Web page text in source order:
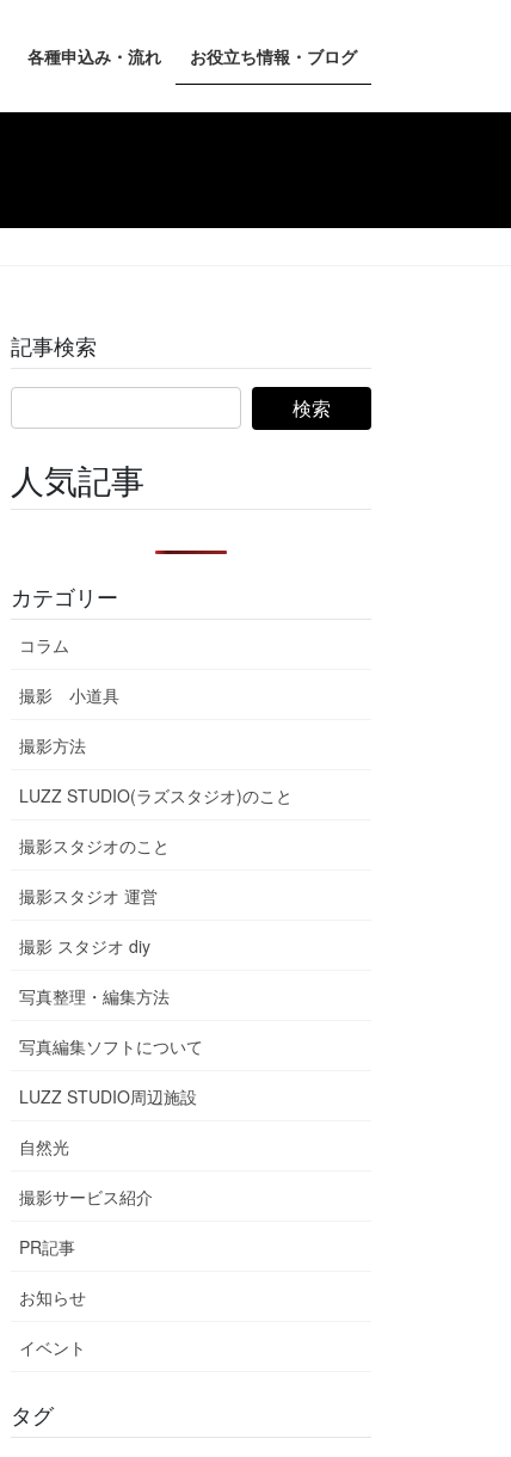
各種申込み・流れ お役立ち情報・ブログ
記事検索
人気記事
カテゴリー
コラム
撮影 小道具
撮影方法
LUZZ STUDIO(ラズスタジオ)のこと
撮影スタジオのこと
撮影スタジオ 運営
撮影 スタジオ diy
写真整理・編集方法
写真編集ソフトについて
LUZZ STUDIO周辺施設
自然光
撮影サービス紹介
PR記事
お知らせ
イベント
タグ